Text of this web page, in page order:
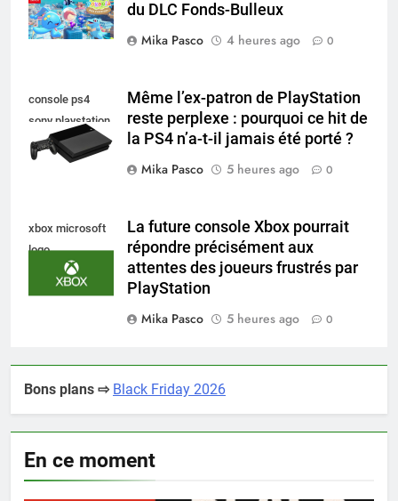
du DLC Fonds-Bulleux
Mika Pasco
4 heures ago 0
console ps4
sony playstation
Même l’ex-patron de PlayStation
reste perplexe : pourquoi ce hit de
la PS4 n’a-t-il jamais été porté ?
Mika Pasco
5 heures ago 0
xbox microsoft
logo
La future console Xbox pourrait
répondre précisément aux
attentes des joueurs frustrés par
PlayStation
Mika Pasco
5 heures ago 0
Bons plans ⇨ Black Friday 2026
En ce moment